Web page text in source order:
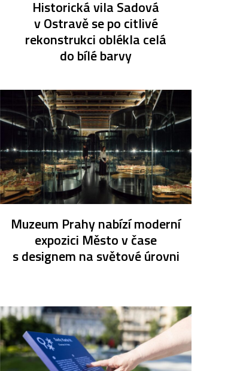
Historická vila Sadová
v Ostravě se po citlivé
rekonstrukci oblékla celá
do bílé barvy
Muzeum Prahy nabízí moderní
expozici Město v čase
s designem na světové úrovni